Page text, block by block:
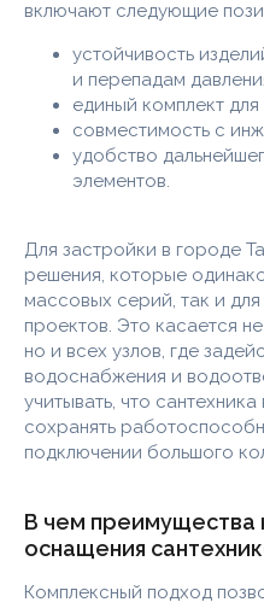
включают следующие
устойчивость
и перепадам
единый комплект
совместимость с
удобство
элементов.
Для застройки в городе
решения, которые
массовых серий, так и
проектов. Это касается
но и всех узлов, где
водоснабжения и
учитывать, что
сохранять
подключении большого
В чем преимущества
оснащения
Комплексный подход